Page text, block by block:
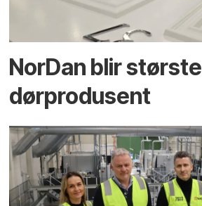
NorDan blir
dørprodusent